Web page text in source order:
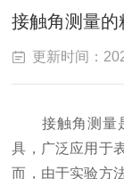
接触角测量
更新时间：
接触角测量是
具，广泛应用于
而，由于实验方